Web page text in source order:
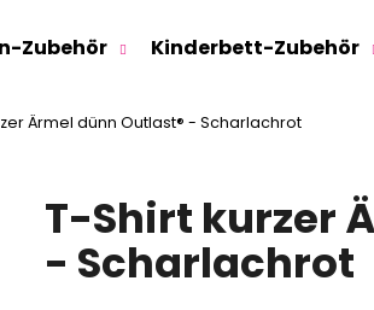
Zubehör Kinderbett-Zubehör
Ärmel dünn Outlast® - Scharlachrot
T-Shirt kurzer
- Scharlachrot
SUCHEN